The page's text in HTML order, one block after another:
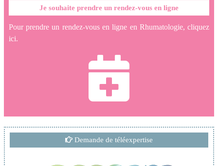
Je souhaite prendre un rendez-vous en ligne
Pour prendre un rendez-vous en ligne en Rhumatologie, cliquez
ici.
Demande de téléexpertise